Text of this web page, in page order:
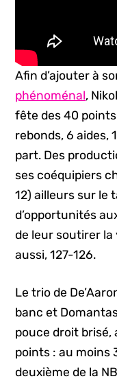
Afin d’ajouter à
phénoménal,
fête des 40
rebonds, 6 aides,
part. Des
ses coéquipiers
12) ailleurs sur le
d’opportunités
de leur soutirer
aussi, 127-126.
Le trio de
banc et
pouce droit brisé,
points : au moins
deuxième de la